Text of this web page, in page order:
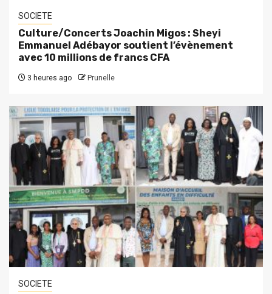
SOCIETE
Culture/Concerts Joachin Migos : Sheyi
Emmanuel Adébayor soutient l’évènement
avec 10 millions de francs CFA
3 heures ago Prunelle
SOCIETE